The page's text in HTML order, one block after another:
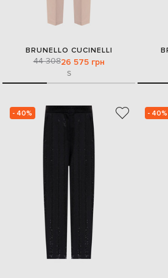
BRUNELLO CUCINELLI
44 30826 575 грн
S
- 40% - 40%